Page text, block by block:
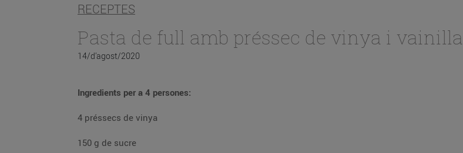
RECEPTES
Pasta de full amb préssec de vinya i vainilla
14/d’agost/2020
Ingredients per a 4 persones:
4 préssecs de vinya
150 g de sucre